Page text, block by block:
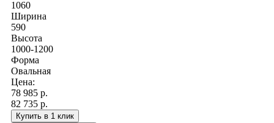
1060
Ширина
590
Высота
1000-1200
Форма
Овальная
Цена:
78 985 р.
82 735 р.
Купить в 1 клик